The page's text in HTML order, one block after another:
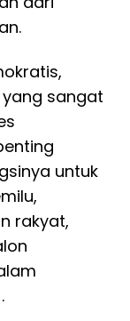
sangat
untuk
rakyat,